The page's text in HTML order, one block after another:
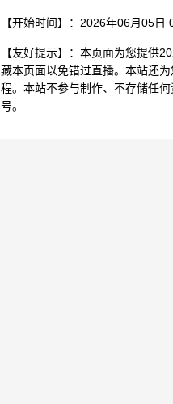
【开始时间】：2026年06月05日
【友好提示】：本页面为您提供
藏本页面以免错过直播。本站还
程。本站不参与制作、不存储任
号。